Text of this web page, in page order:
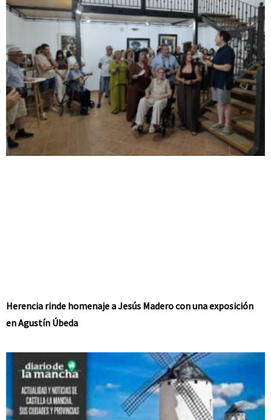
Herencia rinde homenaje a Jesús Madero con una exposición
en Agustín Úbeda